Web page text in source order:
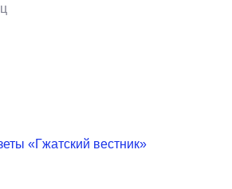
«Гжатский вестник»